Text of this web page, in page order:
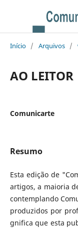
Início / Arquivos /
AO LEITOR
Comunicarte
Resumo
Esta edição de
artigos, a maioria
contemplando
produzidos por
gnifica que esta